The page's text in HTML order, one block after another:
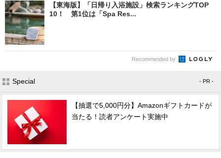
【東海版】「日帰り入浴施設」検索ランキングTOP
10！ 第1位は「Spa Res...
Recommended by
Special - PR -
【抽選で5,000円分】Amazonギフトカードが
当たる！読者アンケート実施中